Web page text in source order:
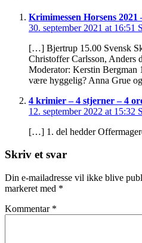
Krimimessen Horsens 2021
30. september 2021 at 16:51
[…] Bjertrup 15.00 Svensk
Christoffer Carlsson, Anders
Moderator: Kerstin
være hyggelig? Anna Grue
4 krimier – 4 stjerner – 4
12. september 2022 at 15:32
[…] 1. del hedder
Skriv et svar
Din e-mailadresse vil ikke blive
markeret med *
Kommentar *